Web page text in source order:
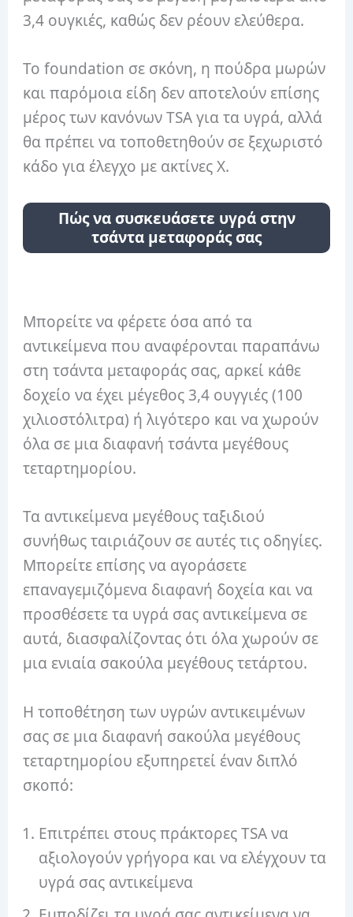
3,4 ουγκιές, καθώς δεν ρέουν ελεύθερα.
Το foundation σε σκόνη, η πούδρα μωρών
και παρόμοια είδη δεν αποτελούν επίσης
μέρος των κανόνων TSA για τα υγρά, αλλά
θα πρέπει να τοποθετηθούν σε ξεχωριστό
κάδο για έλεγχο με ακτίνες Χ.
Πώς να συσκευάσετε υγρά στην
τσάντα μεταφοράς σας
Μπορείτε να φέρετε όσα από τα
αντικείμενα που αναφέρονται παραπάνω
στη τσάντα μεταφοράς σας, αρκεί κάθε
δοχείο να έχει μέγεθος 3,4 ουγγιές (100
χιλιοστόλιτρα) ή λιγότερο και να χωρούν
όλα σε μια διαφανή τσάντα μεγέθους
τεταρτημορίου.
Τα αντικείμενα μεγέθους ταξιδιού
συνήθως ταιριάζουν σε αυτές τις οδηγίες.
Μπορείτε επίσης να αγοράσετε
επαναγεμιζόμενα διαφανή δοχεία και να
προσθέσετε τα υγρά σας αντικείμενα σε
αυτά, διασφαλίζοντας ότι όλα χωρούν σε
μια ενιαία σακούλα μεγέθους τετάρτου.
Η τοποθέτηση των υγρών αντικειμένων
σας σε μια διαφανή σακούλα μεγέθους
τεταρτημορίου εξυπηρετεί έναν διπλό
σκοπό:
Επιτρέπει στους πράκτορες TSA να
αξιολογούν γρήγορα και να ελέγχουν τα
υγρά σας αντικείμενα